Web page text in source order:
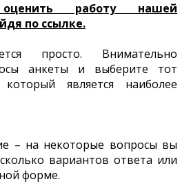
работу нашей
по ссылке.
просто. Внимательно
анкеты и выберите тот
является наиболее
– на некоторые вопросы вы
вариантов ответа или
форме.